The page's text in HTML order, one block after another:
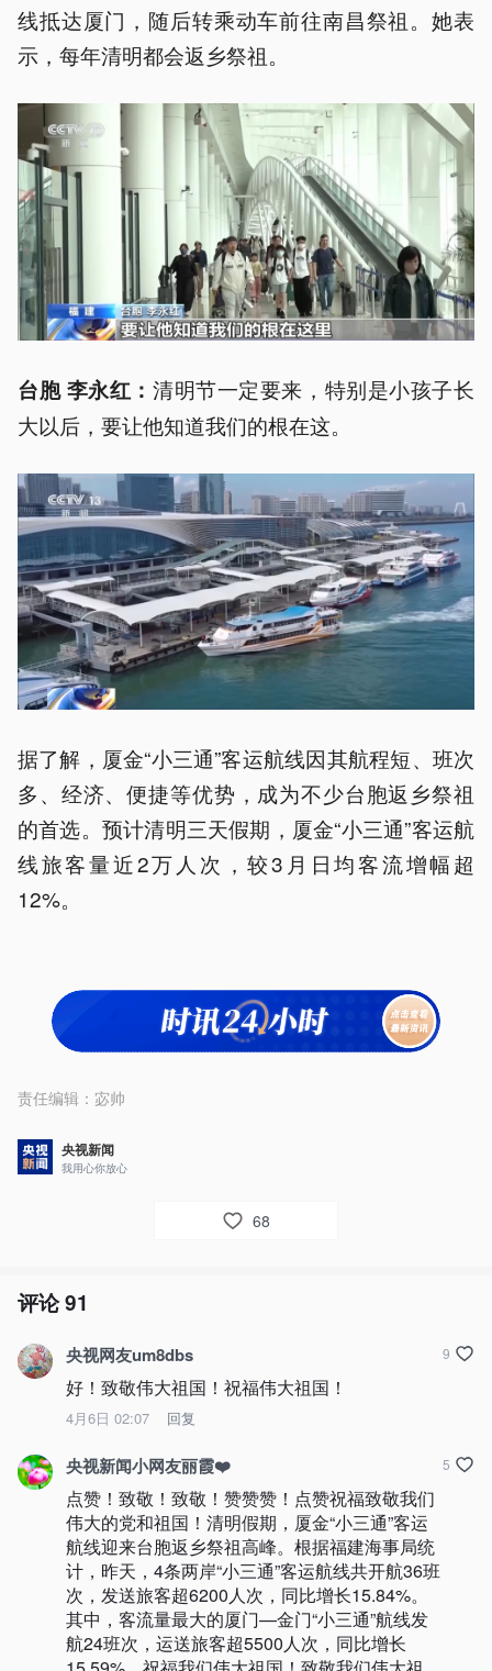
线抵达厦门，随后转乘动车前往南昌祭祖。她表
示，每年清明都会返乡祭祖。
台胞 李永红： 清明节一定要来，特别是小孩子长
大以后，要让他知道我们的根在这。
据了解，厦金“小三通”客运航线因其航程短、班次
多、经济、便捷等优势，成为不少台胞返乡祭祖
的首选。预计清明三天假期，厦金“小三通”客运航
线旅客量近2万人次，较3月日均客流增幅超
12%。
责任编辑： 宓帅
央视新闻
我用心你放心
68
评论91
央视网友um8dbs
好！致敬伟大祖国！祝福伟大祖国！
4月6日 02:07 回复
9
央视新闻小网友丽霞❤️
点赞！致敬！致敬！赞赞赞！点赞祝福致敬我们
伟大的党和祖国！清明假期，厦金“小三通”客运
航线迎来台胞返乡祭祖高峰。根据福建海事局统
计，昨天，4条两岸“小三通”客运航线共开航36班
次，发送旅客超6200人次，同比增长15.84%。
其中，客流量最大的厦门—金门“小三通”航线发
航24班次，运送旅客超5500人次，同比增长
5